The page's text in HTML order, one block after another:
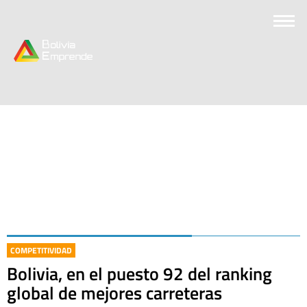
COMPETITIVIDAD
Bolivia, en el puesto 92 del ranking
global de mejores carreteras